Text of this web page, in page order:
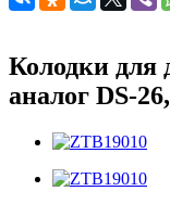
Колодки для
аналог DS-